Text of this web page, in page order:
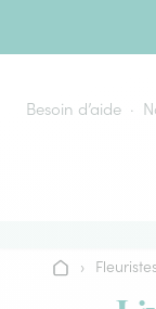
Besoin d’aide
Accueil
› Fleuristes